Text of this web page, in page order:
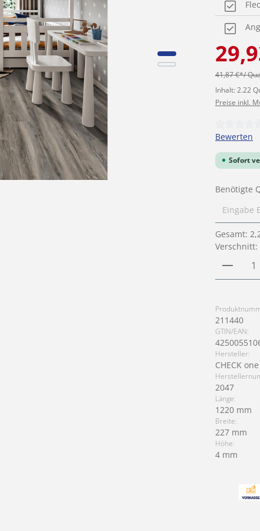
41,87 €*/
Inhalt: 2.22
Preise inkl.
Bewerten
Sofort
Benötigte
Gesamt:
Verschnitt:
211440
GTIN/EAN:
Hersteller:
CHECK one
2047
Länge:
1220 mm
Breite:
227 mm
Höhe:
4 mm